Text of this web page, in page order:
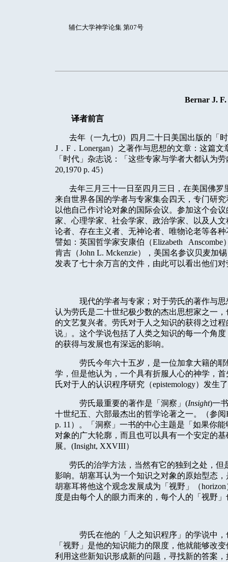
辅仁大学神学论集 第07号
Bernar J.
译者前言
去年（一九七0）四月二十日美国出版的「
J ． F ． Lonergan）之著作与思想的文章：这篇
「时代」杂志说：「这些专家与学者大都认为
20,1970 p. 45）
去年三月三十一日至四月三日，在美国佛罗
来自世界各国的学者与专家集会四天，专门研
以他自己作讨论对象的国际会议。参加这个会
家、心理学家、社会学家、政治学家、以及人
论者、存在主义者、无神论者、唯物论老等各
譬如：英国哲学家安康伯（Elizabeth Anscombe
肯吉（John L. Mckenzie），美国名参议贝麦加
发表了七十余万言的文件，由此可以看出他们
现代的学者与专家；对于劳氏的著作与
认为劳氏是二十世纪极少数的杰出思想家之一
的文艺复兴者。劳氏对于人之知识的获得之过
说」。这个学说包括了人类之知识的每一个角
的获得与发展也有深远的影响。
劳氏今年六十五岁，是一位加拿大籍的
学，但是他认为，一个具有折服人心的神学，
氏对于人的认识程序研究（epistemology）发生
劳氏最重要的著作是「洞察」 (Insight)一
十世纪五、六部最杰出的哲学论著之一。（参阅
p. 11 ）。「洞察」一书的中心主题是「如果你
对象的广大轮廓，而且也可以具有一个安定的
展。 (Insight, XXVIII）
劳氏的治学方法，当然有它的独到之处，
影响。胡塞耳认为一个知识之对象的原始型态
胡塞耳将他这个观念发展成为「视野」（horizon
度是由每个人的眼力而来的，每个人的「视野
劳氏在他的「人之知识程序」的学说中
「视野」是他的知识能力的限度，他就能够改
利用这些新知识形成新的问题，寻找新的答案